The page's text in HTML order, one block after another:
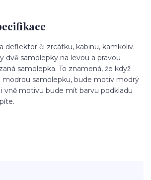
deflektor či zrcátku, kabinu, kamkoliv.
dvě samolepky na levou a pravou
samolepka. To znamená, že když
modrou samolepku, bude motiv modrý
vně motivu bude mít barvu podkladu